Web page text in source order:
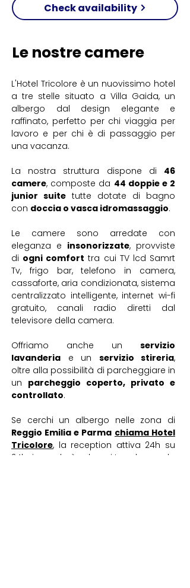
Check availability
Le nostre camere
L'Hotel Tricolore è un nuovissimo hotel
a tre stelle situato a Villa Gaida, un
albergo dal design elegante e
raffinato, perfetto per chi viaggia per
lavoro e per chi è di passaggio per
una vacanza.
La nostra struttura dispone di 46
camere, composte da 44 doppie e 2
junior suite tutte dotate di bagno
con doccia o vasca idromassaggio.
Le camere sono arredate con
eleganza e insonorizzate, provviste
di ogni comfort tra cui TV lcd Samrt
Tv, frigo bar, telefono in camera,
cassaforte, aria condizionata, sistema
centralizzato intelligente, internet wi-fi
gratuito, canali radio diretti dal
televisore della camera.
Offriamo anche un servizio
lavanderia e un servizio stireria,
oltre alla possibilità di parcheggiare in
un parcheggio coperto, privato e
controllato.
Se cerchi un albergo nelle zona di
Reggio Emilia e Parma chiama Hotel
Tricolore, la reception attiva 24h su
24h risponderà ad ogni tua domanda